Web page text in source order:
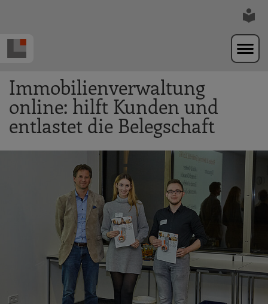
Immobilienverwaltung
online: hilft Kunden und
entlastet die Belegschaft